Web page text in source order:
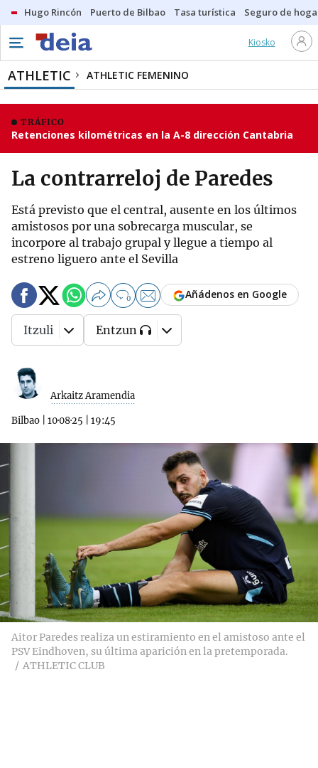
Hugo Rincón Puerto de Bilbao Tasa turística Seguro de
Kiosko
ATHLETIC ATHLETIC FEMENINO
TRÁFICO
Retenciones kilométricas en la A-8 dirección Cantabria
La contrarreloj de Paredes
Está previsto que el central, ausente en los últimos
amistosos por una sobrecarga muscular, se
incorpore al trabajo grupal y llegue a tiempo al
estreno liguero ante el Sevilla
Arkaitz Aramendia
Bilbao 10·08·25 19:45
0 Añádenos en Google
Itzuli Entzun
Aitor Paredes realiza un estiramiento en el amistoso ante el
PSV Eindhoven, su última aparición en la pretemporada.
ATHLETIC CLUB